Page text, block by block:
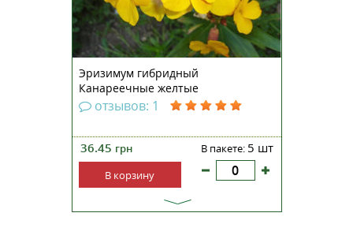
относительно тонкая текстура
отличает его от других садов...
Эризимум гибридный
Канареечные желтые
отзывов: 1
36.45 грн В пакете: 5 шт
В корзину